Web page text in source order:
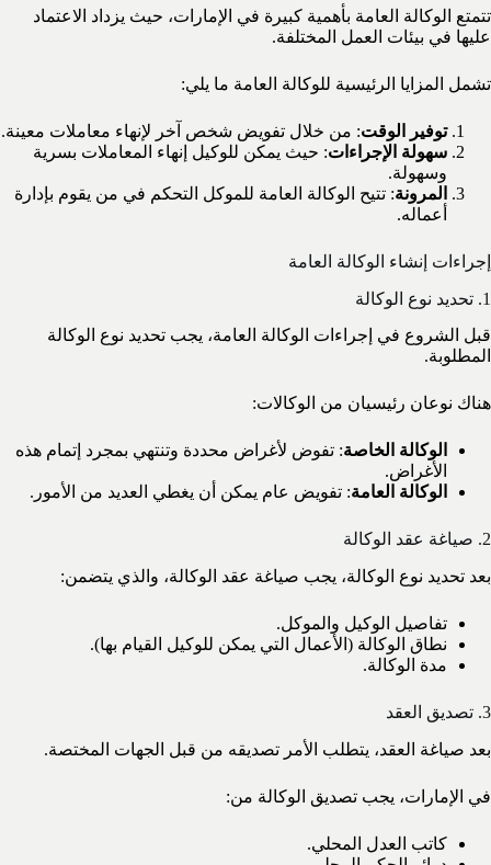
تتمتع الوكالة العامة بأهمية كبيرة في الإمارات، حيث يزداد الاعتماد
عليها في بيئات العمل المختلفة.
تشمل المزايا الرئيسية للوكالة العامة ما يلي:
توفير الوقت: من خلال تفويض شخص آخر لإنهاء معاملات معينة.
سهولة الإجراءات: حيث يمكن للوكيل إنهاء المعاملات بسرية
وسهولة.
المرونة: تتيح الوكالة العامة للموكل التحكم في من يقوم بإدارة
أعماله.
إجراءات إنشاء الوكالة العامة
1. تحديد نوع الوكالة
قبل الشروع في إجراءات الوكالة العامة، يجب تحديد نوع الوكالة
المطلوبة.
هناك نوعان رئيسيان من الوكالات:
الوكالة الخاصة: تفوض لأغراض محددة وتنتهي بمجرد إتمام هذه
الأغراض.
الوكالة العامة: تفويض عام يمكن أن يغطي العديد من الأمور.
2. صياغة عقد الوكالة
بعد تحديد نوع الوكالة، يجب صياغة عقد الوكالة، والذي يتضمن:
تفاصيل الوكيل والموكل.
نطاق الوكالة (الأعمال التي يمكن للوكيل القيام بها).
مدة الوكالة.
3. تصديق العقد
بعد صياغة العقد، يتطلب الأمر تصديقه من قبل الجهات المختصة.
في الإمارات، يجب تصديق الوكالة من:
كاتب العدل المحلي.